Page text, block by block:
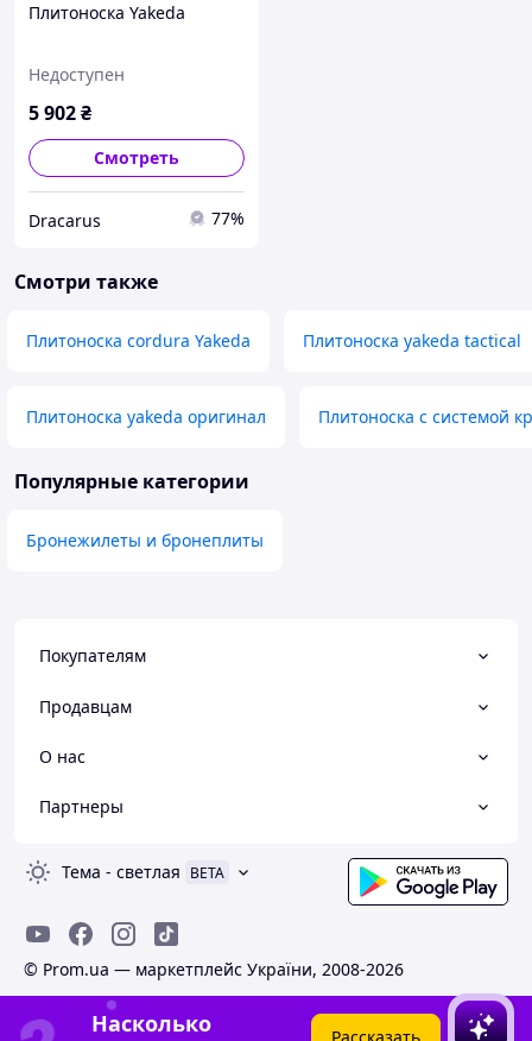
Плитоноска Yakeda
Недоступен
5 902₴
Смотреть
Dracarus 77%
Смотри также
Плитоноска cordura Yakeda Плитоноска yakeda tactical
Плитоноска yakeda оригинал Плитоноска с системой
Популярные категории
Бронежилеты и бронеплиты
Покупателям
Продавцам
О нас
Партнеры
Тема - светлая BETA
© Prom.ua — маркетплейс України, 2008-2026
Насколько